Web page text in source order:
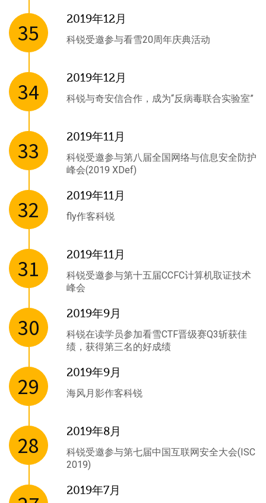
35
2019年12月
科锐受邀参与看雪20周年庆典活动
34
2019年12月
科锐与奇安信合作，成为“反病毒联合实验室”
33
2019年11月
科锐受邀参与第八届全国网络与信息安全防护
峰会(2019 XDef)
32
2019年11月
fly作客科锐
31
2019年11月
科锐受邀参与第十五届CCFC计算机取证技术
峰会
30
2019年9月
科锐在读学员参加看雪CTF晋级赛Q3斩获佳
绩，获得第三名的好成绩
29
2019年9月
海风月影作客科锐
28
2019年8月
科锐受邀参与第七届中国互联网安全大会(ISC
2019)
2019年7月